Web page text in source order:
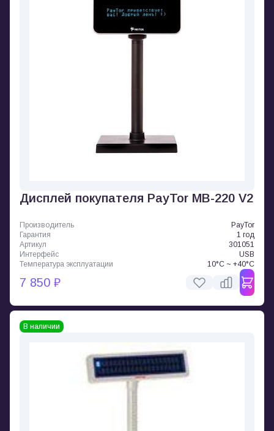
Дисплей покупателя PayTor MB-220 V2
Производитель
PayTor
Гарантия
1 год
Артикул
301051
Интерфейс
USB
Температура эксплуатации
10°C ~ +40°C
7 850 ₽
В наличии